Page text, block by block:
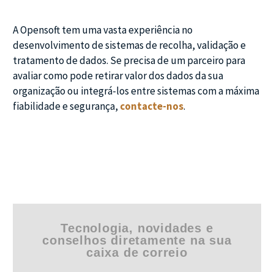
A Opensoft tem uma vasta experiência no
desenvolvimento de sistemas de recolha, validação e
tratamento de dados. Se precisa de um parceiro para
avaliar como pode retirar valor dos dados da sua
organização ou integrá-los entre sistemas com a máxima
fiabilidade e segurança, contacte-nos.
Tecnologia, novidades e
conselhos diretamente na sua
caixa de correio